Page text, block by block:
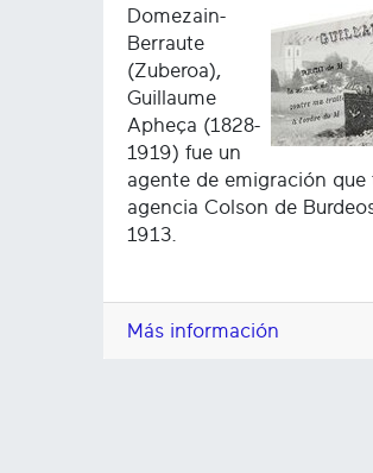
Domezain-
Berraute
(Zuberoa),
Guillaume
Apheça (1828-
1919) fue un
agente de emigración que
agencia Colson de
1913.
Más información